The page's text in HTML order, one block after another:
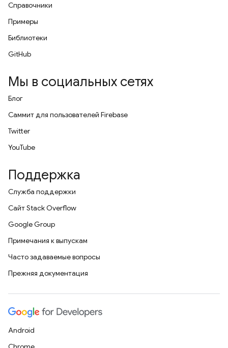
Справочники
Примеры
Библиотеки
GitHub
Мы в социальных сетях
Блог
Саммит для пользователей Firebase
Twitter
YouTube
Поддержка
Служба поддержки
Сайт Stack Overflow
Google Group
Примечания к выпускам
Часто задаваемые вопросы
Прежняя документация
Android